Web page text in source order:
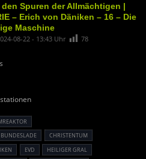
Spuren der Allmächtigen |
– Erich von Däniken – 16 – Die
Maschine
08-22 - 13:43 Uhr 78
BUNDESLADE
CHRISTENTUM
EVD
HEILIGER GRAL